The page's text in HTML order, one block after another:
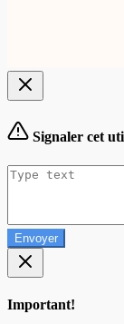
Signaler cet
Envoyer
Important!